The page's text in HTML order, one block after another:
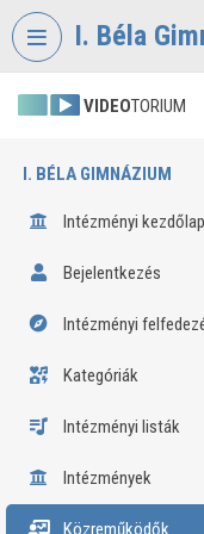
Fejléc kihagyása
I. Béla
VIDEOTORIUM
I. BÉLA GIMNÁZIUM
Intézményi kezdőlap
Bejelentkezés
Intézményi
Kategóriák
Intézményi listák
Intézmények
Közreműködők